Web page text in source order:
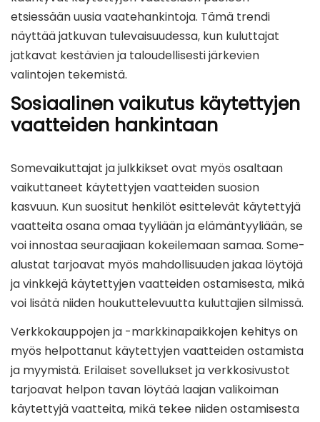
etsiessään uusia vaatehankintoja. Tämä trendi
näyttää jatkuvan tulevaisuudessa, kun kuluttajat
jatkavat kestävien ja taloudellisesti järkevien
valintojen tekemistä.
Sosiaalinen vaikutus käytettyjen
vaatteiden hankintaan
Somevaikuttajat ja julkkikset ovat myös osaltaan
vaikuttaneet käytettyjen vaatteiden suosion
kasvuun. Kun suositut henkilöt esittelevät käytettyjä
vaatteita osana omaa tyyliään ja elämäntyyliään, se
voi innostaa seuraajiaan kokeilemaan samaa. Some-
alustat tarjoavat myös mahdollisuuden jakaa löytöjä
ja vinkkejä käytettyjen vaatteiden ostamisesta, mikä
voi lisätä niiden houkuttelevuutta kuluttajien silmissä.
Verkkokauppojen ja -markkinapaikkojen kehitys on
myös helpottanut käytettyjen vaatteiden ostamista
ja myymistä. Erilaiset sovellukset ja verkkosivustot
tarjoavat helpon tavan löytää laajan valikoiman
käytettyjä vaatteita, mikä tekee niiden ostamisesta